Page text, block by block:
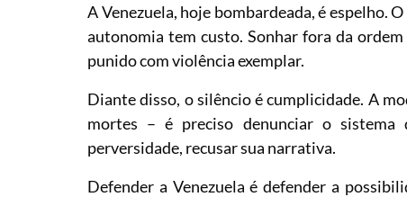
A Venezuela, hoje bombardeada, é espelho.
autonomia tem custo. Sonhar fora da
punido com violência exemplar.
Diante disso, o silêncio é cumplicidade. A
mortes – é preciso denunciar o sistema
perversidade, recusar sua narrativa.
Defender a Venezuela é defender a